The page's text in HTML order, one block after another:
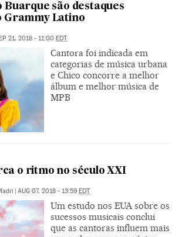
Buarque são destaques
Grammy Latino
21, 2018 - 11:00 EDT
Cantora foi indicada em
categorias de música urbana
e Chico concorre a melhor
álbum e melhor música de
MPB
o ritmo no século XXI
| AUG 07, 2018 - 13:59 EDT
Um estudo nos EUA sobre os
sucessos musicais conclui
que as cantoras influem mais